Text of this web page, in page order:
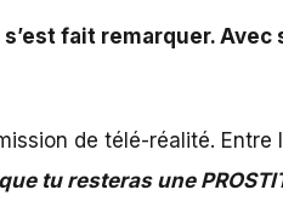
fait remarquer. Avec
de télé-réalité. Entre
tu resteras une